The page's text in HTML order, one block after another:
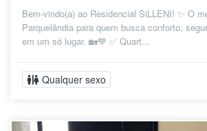
Bem-vindo(a) ao Residencial SiLLENI! ✨ O
Parquelândia para quem busca conforto,
em um só lugar. 🏡💙 ✅ Quart...
Qualquer sexo